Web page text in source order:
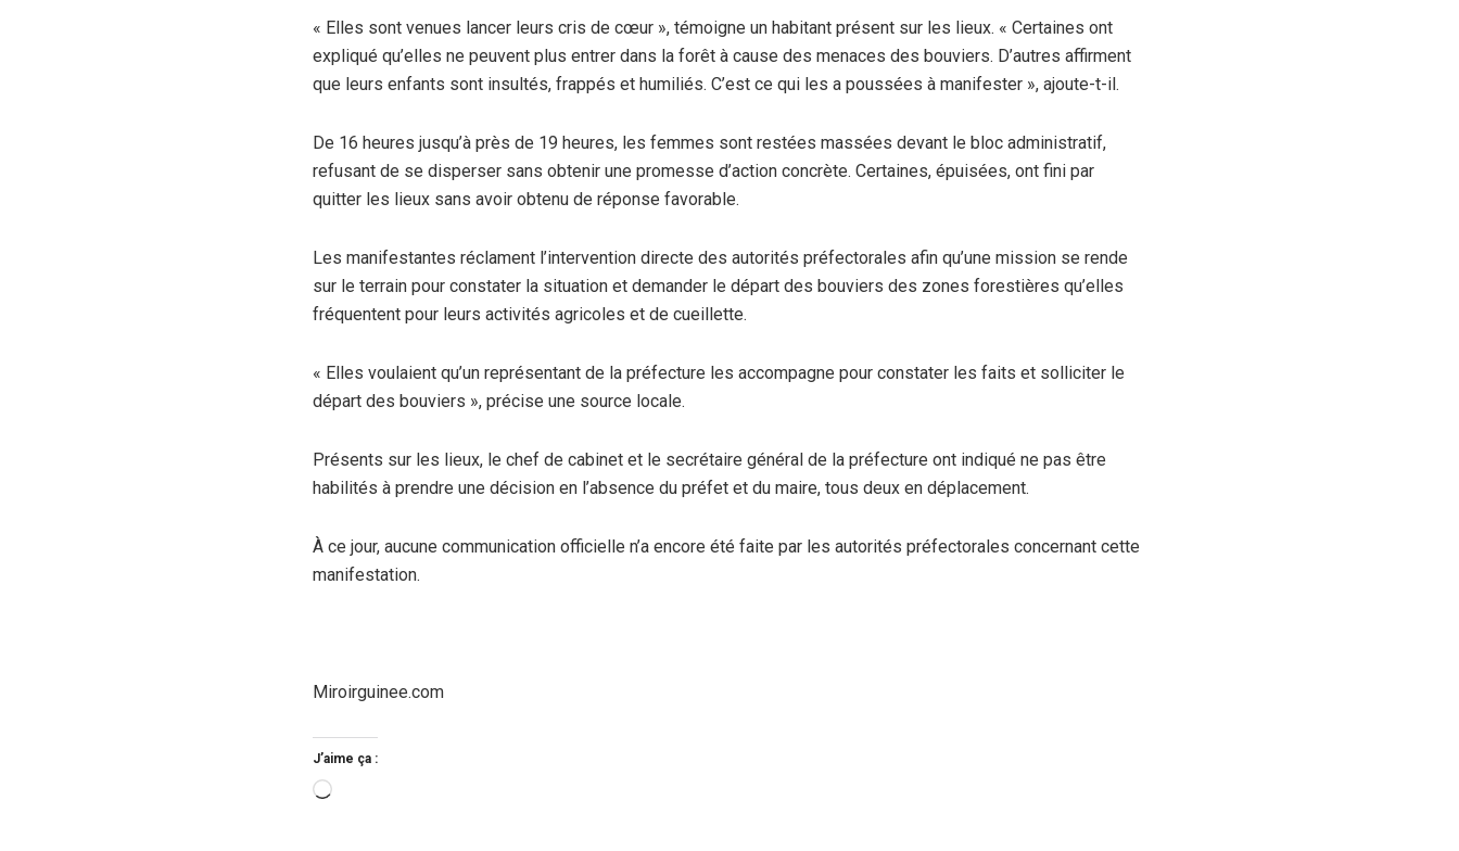
« Elles sont venues lancer leurs cris de cœur », témoigne un habitant présent sur les lieux. « Certaines ont
expliqué qu’elles ne peuvent plus entrer dans la forêt à cause des menaces des bouviers. D’autres affirment
que leurs enfants sont insultés, frappés et humiliés. C’est ce qui les a poussées à manifester », ajoute-t-il.
De 16 heures jusqu’à près de 19 heures, les femmes sont restées massées devant le bloc administratif,
refusant de se disperser sans obtenir une promesse d’action concrète. Certaines, épuisées, ont fini par
quitter les lieux sans avoir obtenu de réponse favorable.
Les manifestantes réclament l’intervention directe des autorités préfectorales afin qu’une mission se rende
sur le terrain pour constater la situation et demander le départ des bouviers des zones forestières qu’elles
fréquentent pour leurs activités agricoles et de cueillette.
« Elles voulaient qu’un représentant de la préfecture les accompagne pour constater les faits et solliciter le
départ des bouviers », précise une source locale.
Présents sur les lieux, le chef de cabinet et le secrétaire général de la préfecture ont indiqué ne pas être
habilités à prendre une décision en l’absence du préfet et du maire, tous deux en déplacement.
À ce jour, aucune communication officielle n’a encore été faite par les autorités préfectorales concernant cette
manifestation.
Miroirguinee.com
J’aime ça :
Chargement…